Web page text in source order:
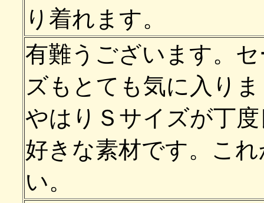
り着れます。
有難うございます。
ズもとても気に入り
やはりＳサイズが丁
好きな素材です。こ
い。